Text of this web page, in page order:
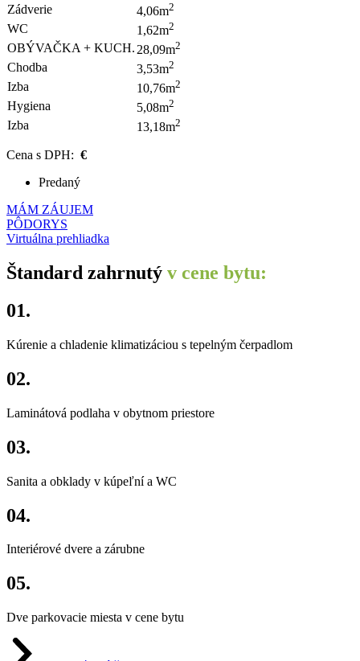
Zádverie
4,06m2
WC 1,62m2
OBÝVAČKA + KUCH.28,09m2
Chodba 3,53m2
Izba 10,76m2
Hygiena 5,08m2
Izba 13,18m2
Cena s DPH: €
Predaný
MÁM ZÁUJEM
PÔDORYS
Virtuálna prehliadka
Štandard zahrnutý v cene bytu:
01.
Kúrenie a chladenie klimatizáciou s tepelným čerpadlom
02.
Laminátová podlaha v obytnom priestore
03.
Sanita a obklady v kúpeľní a WC
04.
Interiérové dvere a zárubne
05.
Dve parkovacie miesta v cene bytu